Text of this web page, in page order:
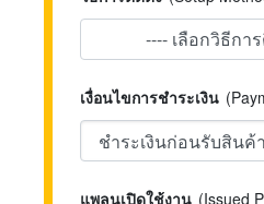
---- เลือกวิธีกา
เงื่อนไขการชำระเงิน
แพลนเปิดใช้งาน (Issued